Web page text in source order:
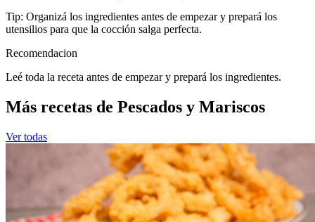
Tip: Organizá los ingredientes antes de empezar y prepará los
utensilios para que la cocción salga perfecta.
Recomendacion
Leé toda la receta antes de empezar y prepará los ingredientes.
Más recetas de Pescados y Mariscos
Ver todas